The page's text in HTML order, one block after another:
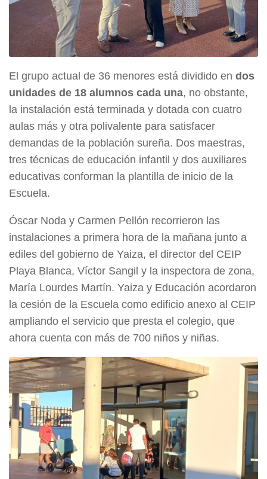
El grupo actual de 36 menores está dividido en dos
unidades de 18 alumnos cada una, no obstante,
la instalación está terminada y dotada con cuatro
aulas más y otra polivalente para satisfacer
demandas de la población sureña. Dos maestras,
tres técnicas de educación infantil y dos auxiliares
educativas conforman la plantilla de inicio de la
Escuela.
Óscar Noda y Carmen Pellón recorrieron las
instalaciones a primera hora de la mañana junto a
ediles del gobierno de Yaiza, el director del CEIP
Playa Blanca, Víctor Sangil y la inspectora de zona,
María Lourdes Martín. Yaiza y Educación acordaron
la cesión de la Escuela como edificio anexo al CEIP
ampliando el servicio que presta el colegio, que
ahora cuenta con más de 700 niños y niñas.